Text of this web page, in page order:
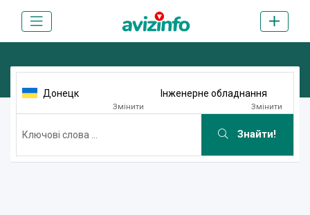
Донецк
Змінити
Інженерне обладнання
Змінити
Знайти!